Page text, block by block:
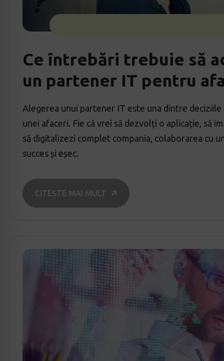
Ce întrebări trebuie să
un partener IT pentru
Alegerea unui partener IT este una dintre
unei afaceri. Fie că vrei să dezvolți o aplicație, să
să digitalizezi complet compania, colaborarea
succes și eșec.
CITEȘTE MAI MULT